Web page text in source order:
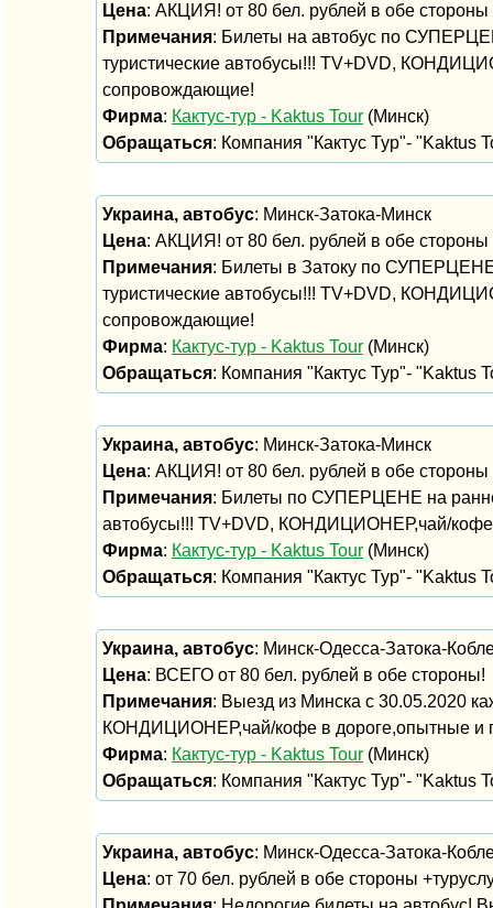
Цена: АКЦИЯ! от 80 бел. рублей в обе стороны
Примечания: Билеты на автобус по
туристические автобусы!!! TV+DVD,
сопровождающие!
Фирма: Кактус-тур - Kaktus Tour (Минск)
Обращаться: Компания "Кактус Тур"- "Kaktus
Украина, автобус: Минск-Затока-Минск
Цена: АКЦИЯ! от 80 бел. рублей в обе стороны
Примечания: Билеты в Затоку по
туристические автобусы!!! TV+DVD,
сопровождающие!
Фирма: Кактус-тур - Kaktus Tour (Минск)
Обращаться: Компания "Кактус Тур"- "Kaktus
Украина, автобус: Минск-Затока-Минск
Цена: АКЦИЯ! от 80 бел. рублей в обе стороны
Примечания: Билеты по СУПЕРЦЕНЕ на
автобусы!!! TV+DVD, КОНДИЦИОНЕР,чай/
Фирма: Кактус-тур - Kaktus Tour (Минск)
Обращаться: Компания "Кактус Тур"- "Kaktus
Украина, автобус: Минск-Одесса-Затока-
Цена: ВСЕГО от 80 бел. рублей в обе стороны!
Примечания: Выезд из Минска с 30.05.2020
КОНДИЦИОНЕР,чай/кофе в дороге,опытные и
Фирма: Кактус-тур - Kaktus Tour (Минск)
Обращаться: Компания "Кактус Тур"- "Kaktus
Украина, автобус: Минск-Одесса-Затока-
Цена: от 70 бел. рублей в обе стороны